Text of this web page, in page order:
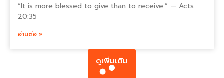
“It is more blessed to give than to receive.” — Acts
20:35
อ่านต่อ »
ดูเพิ่มเติม